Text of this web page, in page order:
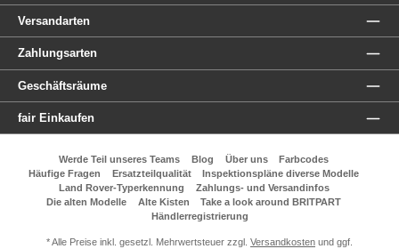
Versandarten
Zahlungsarten
Geschäftsräume
fair Einkaufen
Werde Teil unseres Teams Blog Über uns
Farbcodes
Häufige Fragen
Ersatzteilqualität
Inspektionspläne diverse Modelle
Land Rover-Typerkennung
Zahlungs- und Versandinfos
Die alten Modelle
Alte Kisten
Take a look around BRITPART
Händlerregistrierung
* Alle Preise inkl. gesetzl. Mehrwertsteuer zzgl. Versandkosten und ggf.